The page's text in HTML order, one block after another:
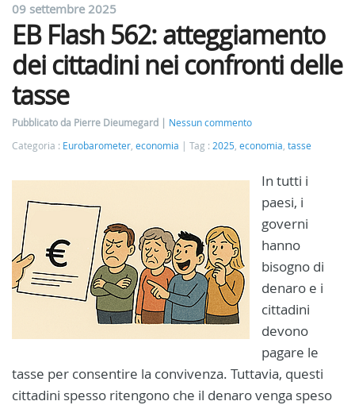
09 settembre 2025
EB Flash 562: atteggiamento
dei cittadini nei confronti delle
tasse
Pubblicato da Pierre Dieumegard
Nessun commento
Categoria : Eurobarometer economia Tag : 2025 economia tasse
In tutti i
paesi, i
governi
hanno
bisogno di
denaro e i
cittadini
devono
pagare le
tasse per consentire la convivenza. Tuttavia, questi
cittadini spesso ritengono che il denaro venga speso